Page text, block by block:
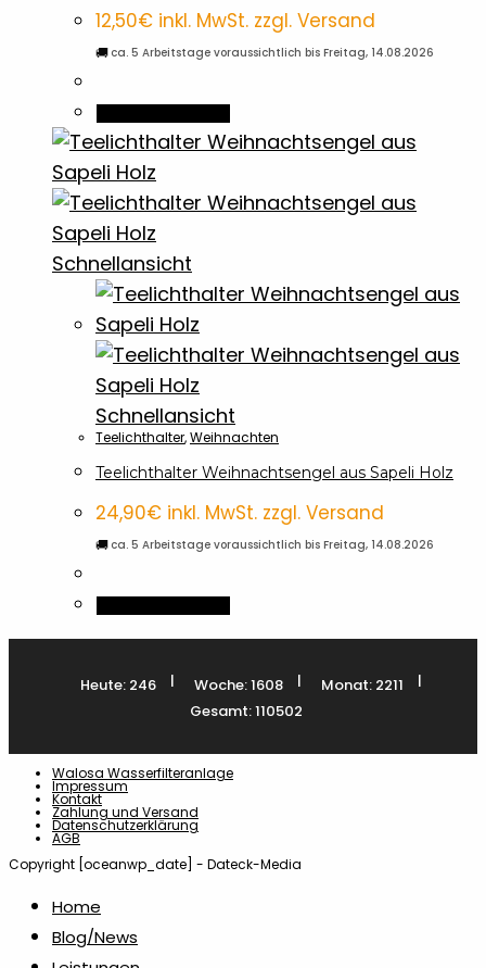
12,50€ inkl. MwSt. zzgl. Versand
🚚 ca. 5 Arbeitstage voraussichtlich bis Freitag, 14.08.2026
Schnellansicht
Schnellansicht
Teelichthalter,Weihnachten
Teelichthalter Weihnachtsengel aus Sapeli Holz
24,90€ inkl. MwSt. zzgl. Versand
🚚 ca. 5 Arbeitstage voraussichtlich bis Freitag, 14.08.2026
Heute: 246 | Woche: 1608 | Monat: 2211
|
Gesamt: 110502
Walosa Wasserfilteranlage
Impressum
Kontakt
Zahlung und Versand
Datenschutzerklärung
AGB
Copyright [oceanwp_date] - Dateck-Media
Home
Blog/News